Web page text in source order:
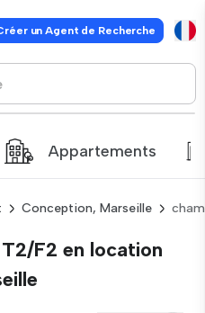
un Agent de Recherche
Appartements
Conception, Marseille
F2 en location